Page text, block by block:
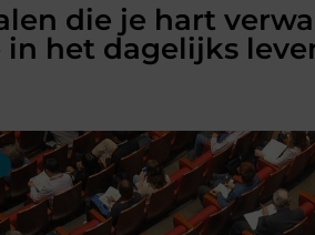
die je hart
het dagelijks